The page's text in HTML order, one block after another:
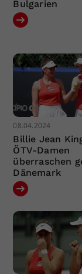
Bulgarien
08.04.2024
Billie Jean
ÖTV-Damen
überraschen
Dänemark